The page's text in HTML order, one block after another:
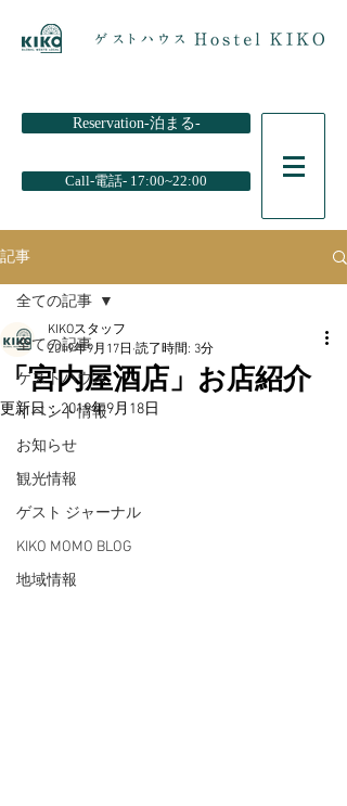
Reservation-泊まる-
Call-電話- 17:00~22:00
記事
全ての記事
ゲストハウス
イベント情報
お知らせ
観光情報
ゲスト ジャーナル
KIKO MOMO BLOG
地域情報
全ての記事
「宮内屋酒店」お店紹介
KIKOスタッフ
2019年9月17日 読了時間: 3分
更新日：2019年9月18日